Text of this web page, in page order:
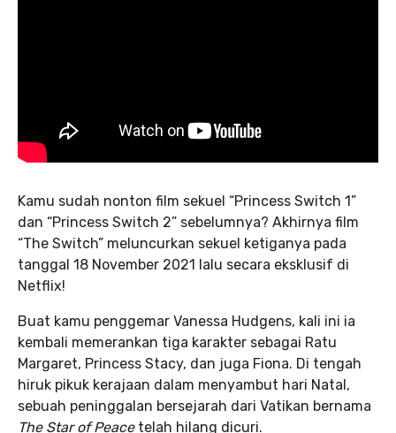
Kamu sudah nonton film sekuel “Princess Switch 1”
dan “Princess Switch 2” sebelumnya? Akhirnya film
“The Switch” meluncurkan sekuel ketiganya pada
tanggal 18 November 2021 lalu secara eksklusif di
Netflix!
Buat kamu penggemar Vanessa Hudgens, kali ini ia
kembali memerankan tiga karakter sebagai Ratu
Margaret, Princess Stacy, dan juga Fiona. Di tengah
hiruk pikuk kerajaan dalam menyambut hari Natal,
sebuah peninggalan bersejarah dari Vatikan bernama
The Star of Peace telah hilang dicuri.